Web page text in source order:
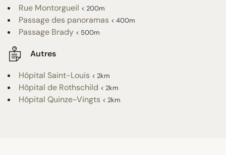
Rue Montorgueil < 200m
Passage des panoramas < 400m
Passage Brady < 500m
Autres
Hôpital Saint-Louis < 2km
Hôpital de Rothschild < 2km
Hôpital Quinze-Vingts < 2km